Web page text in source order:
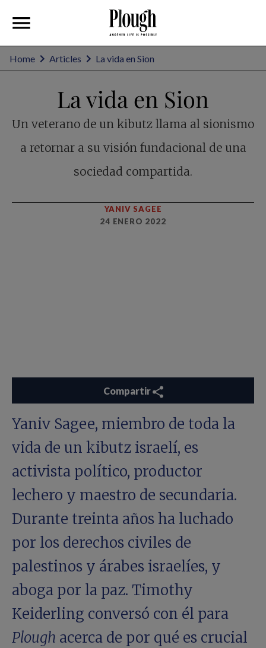
Home Articles La vida en Sion
La vida en Sion
Un veterano de un kibutz llama al sionismo
a retornar a su visión fundacional de una
sociedad compartida.
YANIV SAGEE
24 ENERO 2022
Compartir
Yaniv Sagee, miembro de toda la
vida de un kibutz israelí, es
activista político, productor
lechero y maestro de secundaria.
Durante treinta años ha luchado
por los derechos civiles de
palestinos y árabes israelíes, y
aboga por la paz. Timothy
Keiderling conversó con él para
Plough acerca de por qué es crucial